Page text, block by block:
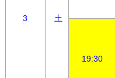
3 土
19:30